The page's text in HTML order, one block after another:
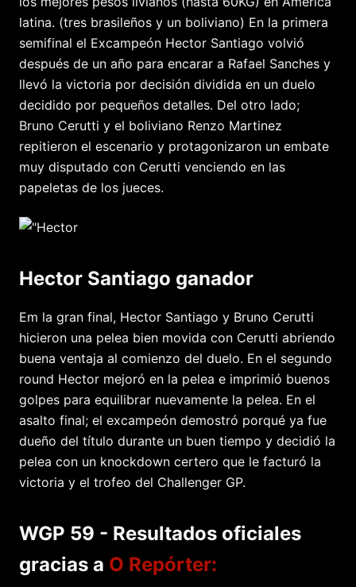
latina. (tres brasileños y un boliviano) En la primera
semifinal el Excampeón Hector Santiago volvió
después de un año para encarar a Rafael Sanches y
llevó la victoria por decisión dividida en un duelo
decidido por pequeños detalles. Del otro lado;
Bruno Cerutti y el boliviano Renzo Martinez
repitieron el escenario y protagonizaron un embate
muy disputado con Cerutti venciendo en las
papeletas de los jueces.
Hector Santiago ganador
Em la gran final, Hector Santiago y Bruno Cerutti
hicieron una pelea bien movida con Cerutti abriendo
buena ventaja al comienzo del duelo. En el segundo
round Hector mejoró en la pelea e imprimió buenos
golpes para equilibrar nuevamente la pelea. En el
asalto final; el excampeón demostró porqué ya fue
dueño del título durante un buen tiempo y decidió la
pelea con un knockdown certero que le facturó la
victoria y el trofeo del Challenger GP.
WGP 59 - Resultados oficiales
gracias a O Repórter: